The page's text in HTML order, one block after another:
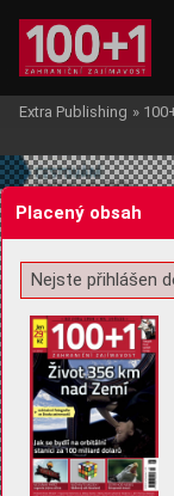
Žádost o
Pro základní
(tzv. cookies apod.).
uložením volitelných
Extra Publishing »
Placený obsah
Nejste přihlášen